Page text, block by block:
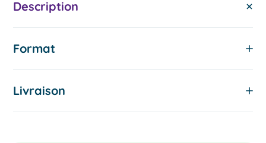
Description
Format
Livraison